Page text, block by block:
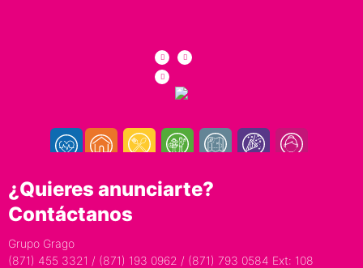
¿Quieres anunciarte?
Contáctanos
Grupo Grago
(871) 455 3321 / (871) 193 0962 / (871) 793 0584 Ext: 108